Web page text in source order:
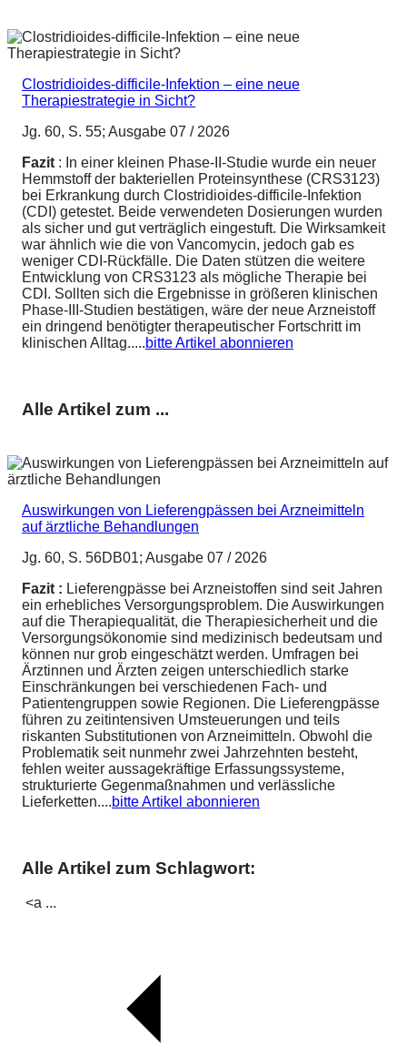
Clostridioides-difficile-Infektion – eine neue
Therapiestrategie in Sicht?
Jg. 60, S. 55; Ausgabe 07 / 2026
Fazit : In einer kleinen Phase-II-Studie wurde ein neuer
Hemmstoff der bakteriellen Proteinsynthese (CRS3123)
bei Erkrankung durch Clostridioides-difficile-Infektion
(CDI) getestet. Beide verwendeten Dosierungen wurden
als sicher und gut verträglich eingestuft. Die Wirksamkeit
war ähnlich wie die von Vancomycin, jedoch gab es
weniger CDI-Rückfälle. Die Daten stützen die weitere
Entwicklung von CRS3123 als mögliche Therapie bei
CDI. Sollten sich die Ergebnisse in größeren klinischen
Phase-III-Studien bestätigen, wäre der neue Arzneistoff
ein dringend benötigter therapeutischer Fortschritt im
klinischen Alltag.....bitte Artikel abonnieren
Alle Artikel zum ...
Auswirkungen von Lieferengpässen bei Arzneimitteln
auf ärztliche Behandlungen
Jg. 60, S. 56DB01; Ausgabe 07 / 2026
Fazit : Lieferengpässe bei Arzneistoffen sind seit Jahren
ein erhebliches Versorgungsproblem. Die Auswirkungen
auf die Therapiequalität, die Therapiesicherheit und die
Versorgungsökonomie sind medizinisch bedeutsam und
können nur grob eingeschätzt werden. Umfragen bei
Ärztinnen und Ärzten zeigen unterschiedlich starke
Einschränkungen bei verschiedenen Fach- und
Patientengruppen sowie Regionen. Die Lieferengpässe
führen zu zeitintensiven Umsteuerungen und teils
riskanten Substitutionen von Arzneimitteln. Obwohl die
Problematik seit nunmehr zwei Jahrzehnten besteht,
fehlen weiter aussagekräftige Erfassungssysteme,
strukturierte Gegenmaßnahmen und verlässliche
Lieferketten....bitte Artikel abonnieren
Alle Artikel zum Schlagwort:
<a ...